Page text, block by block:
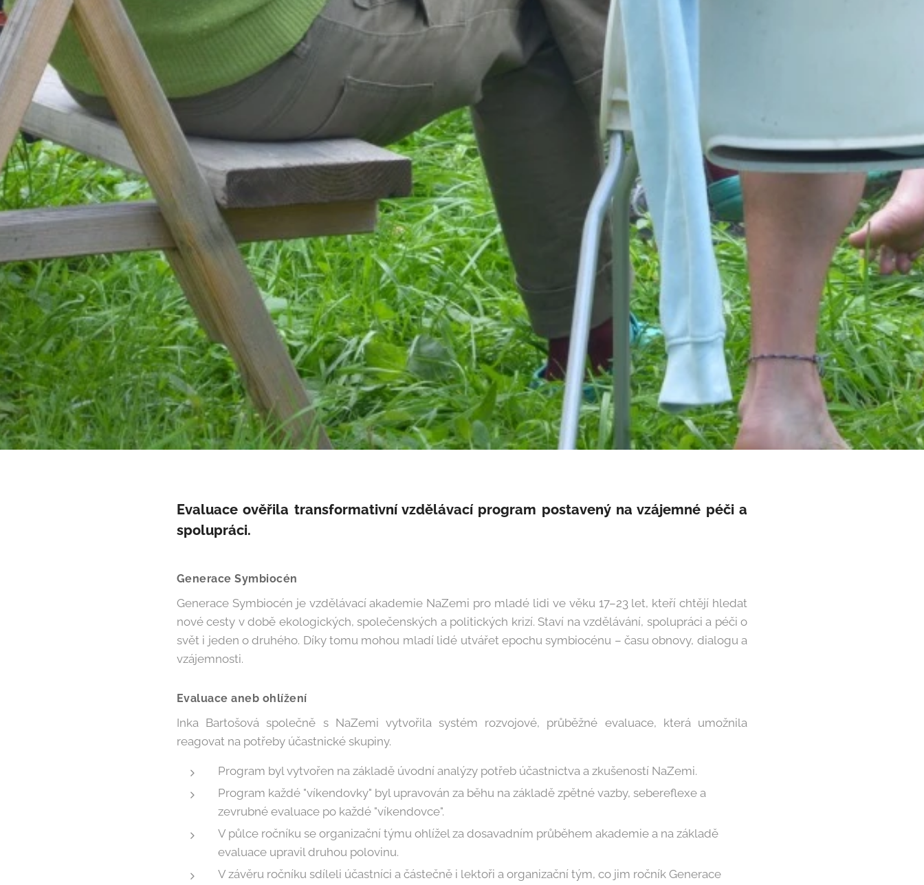
Evaluace ověřila transformativní vzdělávací program postavený na vzájemné péči a
spolupráci.
Generace Symbiocén
Generace Symbiocén je vzdělávací akademie NaZemi pro mladé lidi ve věku 17–23 let, kteří chtějí hledat
nové cesty v době ekologických, společenských a politických krizí. Staví na vzdělávání, spolupráci a péči o
svět i jeden o druhého. Díky tomu mohou mladí lidé utvářet epochu symbiocénu – času obnovy, dialogu a
vzájemnosti.
Evaluace aneb ohlížení
Inka Bartošová společně s NaZemi vytvořila systém rozvojové, průběžné evaluace, která umožnila
reagovat na potřeby účastnické skupiny.
Program byl vytvořen na základě úvodní analýzy potřeb účastnictva a zkušeností NaZemi.
Program každé "víkendovky" byl upravován za běhu na základě zpětné vazby, sebereflexe a
zevrubné evaluace po každé "víkendovce".
V půlce ročníku se organizační týmu ohlížel za dosavadním průběhem akademie a na základě
evaluace upravil druhou polovinu.
V závěru ročníku sdíleli účastníci a částečně i lektoři a organizační tým, co jim ročník Generace